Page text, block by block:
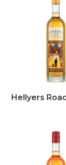
Hellyers